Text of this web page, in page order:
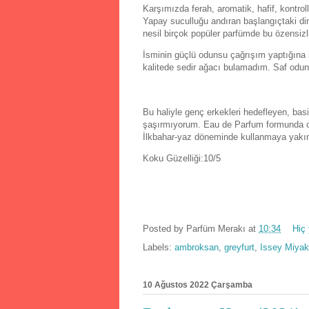
Karşımızda ferah, aromatik, hafif,
Yapay suculluğu andıran başlangıçtaki
nesil birçok popüler parfümde bu
İsminin güçlü odunsu çağrışım
kalitede sedir ağacı bulamadım. Saf
Bu haliyle genç erkekleri hedefleyen,
şaşırmıyorum. Eau de Parfum formunda
İlkbahar-yaz döneminde kullanmaya
Koku Güzelliği:10/5
Posted by Parfüm Merakı at 10:34
Labels: ambroksan greyfurt Issey
10 Ağustos 2022 Çarşamba